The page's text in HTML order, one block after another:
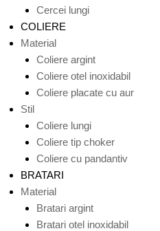
Cercei lungi
COLIERE
Material
Coliere argint
Coliere otel inoxidabil
Coliere placate cu aur
Stil
Coliere lungi
Coliere tip choker
Coliere cu pandantiv
BRATARI
Material
Bratari argint
Bratari otel inoxidabil